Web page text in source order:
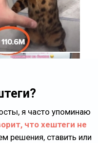
я часто упоминаю
что хештеги не
решения, ставить или